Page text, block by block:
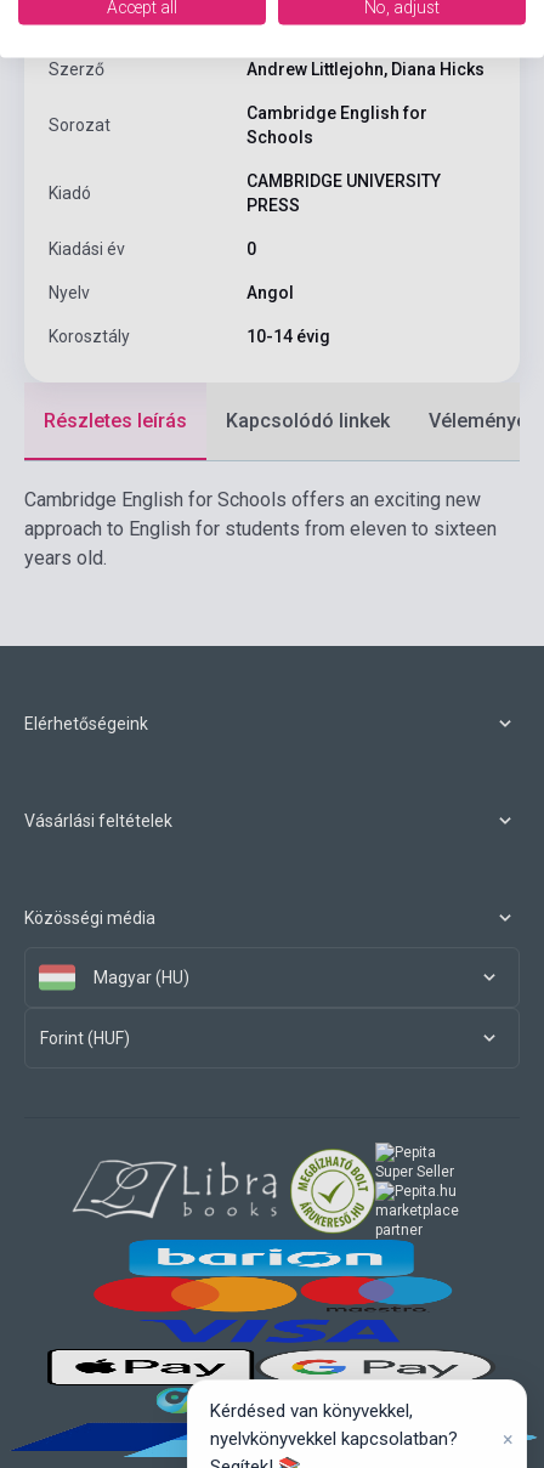
ISBN 9780521421768
Szerző Andrew Littlejohn, Diana Hicks
Sorozat
Cambridge English for
Schools
Kiadó
CAMBRIDGE UNIVERSITY
PRESS
Kiadási év 0
Nyelv Angol
Korosztály 10-14 évig
Részletes leírás Kapcsolódó linkek Vélemények
Cambridge English for Schools offers an exciting new
approach to English for students from eleven to sixteen
years old.
Elérhetőségeink
Vásárlási feltételek
Közösségi média
Magyar (HU)
Forint (HUF)
marketplace
partner
Accept all No, adjust
Kérdésed van könyvekkel,
nyelvkönyvekkel kapcsolatban?
×